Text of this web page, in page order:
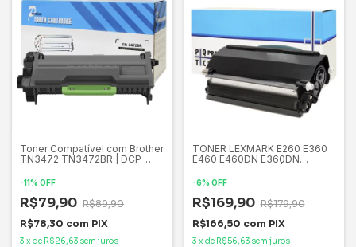
Toner Compatível com Brother
TN3472 TN3472BR | DCP-
L6702DW | Premium 12k
-11% OFF
R$79,90 R$89,90
R$78,30 com PIX
3 x de R$26,63 sem juros
TONER LEXMARK E260 E360
E460 E460DN E360DN
COMPATÍVEL PREMIUM
-6% OFF
R$169,90 R$179,90
R$166,50 com PIX
3 x de R$56,63 sem juros